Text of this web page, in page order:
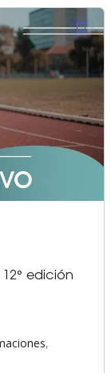
edición
,